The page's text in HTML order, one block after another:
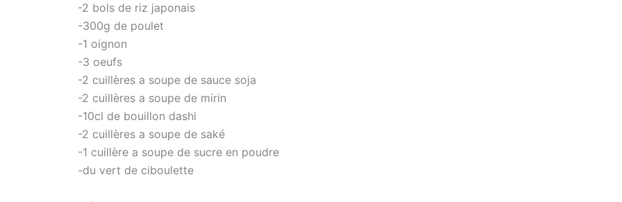
-2 bols de riz japonais
-300g de poulet
-1 oignon
-3 oeufs
-2 cuillères a soupe de sauce soja
-2 cuillères a soupe de mirin
-10cl de bouillon dashi
-2 cuillères a soupe de saké
-1 cuillère a soupe de sucre en poudre
-du vert de ciboulette